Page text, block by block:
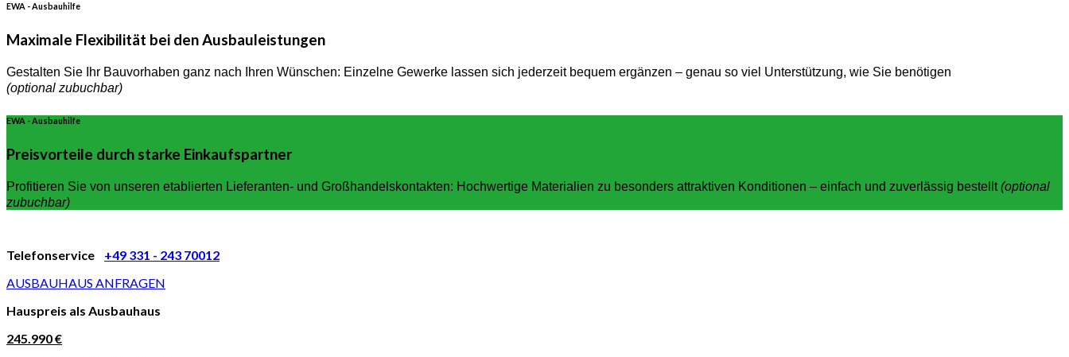
EWA - Ausbauhilfe
Maximale Flexibilität bei den Ausbauleistungen
Gestalten Sie Ihr Bauvorhaben ganz nach Ihren Wünschen: Einzelne Gewerke lassen sich jederzeit bequem ergänzen – genau so viel Unterstützung, wie Sie benötigen
(optional zubuchbar)
EWA - Ausbauhilfe
Preisvorteile durch starke Einkaufspartner
Profitieren Sie von unseren etablierten Lieferanten- und Großhandelskontakten: Hochwertige Materialien zu besonders attraktiven Konditionen – einfach und zuverlässig bestellt(optional
zubuchbar)
Telefonservice +49 331 - 243 70012
AUSBAUHAUS ANFRAGEN
Hauspreis als Ausbauhaus
245.990 €